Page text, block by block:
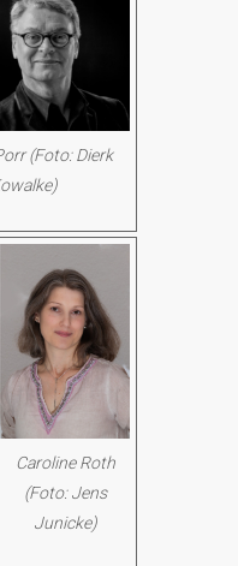
(Foto: Dierk
Caroline Roth
(Foto: Jens
Junicke)